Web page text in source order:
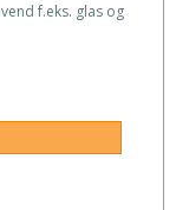
f.eks. glas og